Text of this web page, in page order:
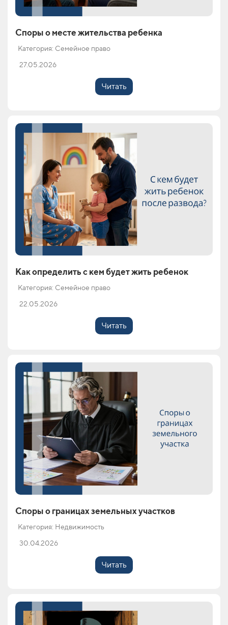
Споры о месте жительства ребенка
Категория: Семейное право
27.05.2026
Читать
Как определить с кем будет жить ребенок
Категория: Семейное право
22.05.2026
Читать
Споры о границах земельных участков
Категория: Недвижимость
30.04.2026
Читать